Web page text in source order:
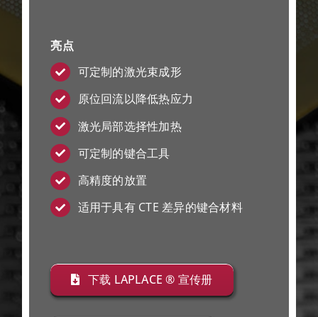
亮点
可定制的激光束成形
原位回流以降低热应力
激光局部选择性加热
可定制的键合工具
高精度的放置
适用于具有 CTE 差异的键合材料
下载 LAPLACE ® 宣传册